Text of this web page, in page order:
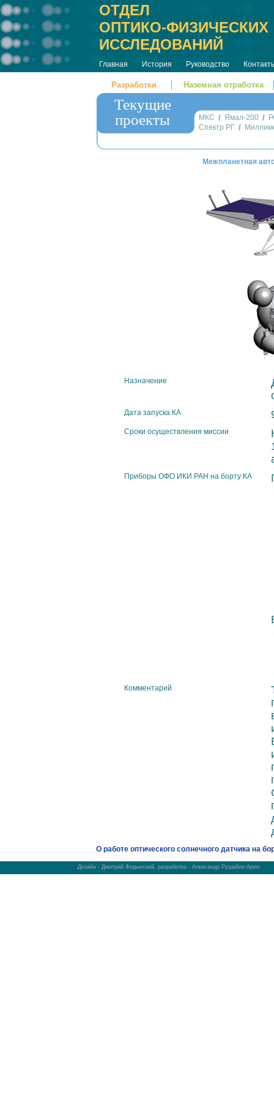
ОТДЕЛ
ОПТИКО-ФИЗИЧЕСКИХ
ИССЛЕДОВАНИЙ
Главная История Руководство
Разработки Наземная отработка
Текущие
проекты
МКС / Ямал-200 /
Спектр РГ /
Межпланетная
Назначение
Дата запуска КА
Сроки осуществления миссии
Приборы ОФО ИКИ РАН на борту КА
Комментарий
О работе оптического солнечного датчика на
Дизайн - Дмитрий Федынский, разработка - Александр Рушайло-Арно.